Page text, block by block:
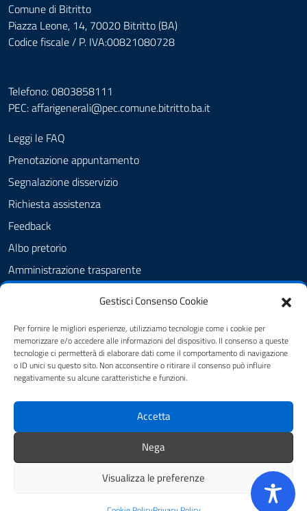
Gestisci Consenso Cookie
Per fornire le migliori esperienze, utilizziamo tecnologie come i cookie per
memorizzare e/o accedere alle informazioni del dispositivo. Il consenso a queste
tecnologie ci permetterà di elaborare dati come il comportamento di navigazione
o ID unici su questo sito. Non acconsentire o ritirare il consenso può influire
negativamente su alcune caratteristiche e funzioni.
Accetta
Nega
Visualizza le preferenze
Comune di Bitritto
Piazza Leone, 14, 70020 Bitritto (BA)
Codice fiscale / P. IVA:00821080728
Telefono: 0803858111
PEC:affarigenerali@pec.comune.bitritto.ba.it
Leggi le FAQ
Prenotazione appuntamento
Segnalazione disservizio
Richiesta assistenza
Feedback
Albo pretorio
Amministrazione trasparente
Dichiarazione di accessibilità
Note legali
SEGUICI SU
youtube twitter facebook